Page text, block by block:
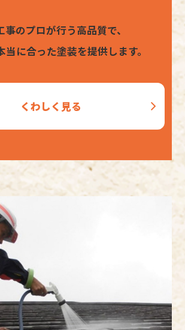
事のプロが行う高品質で、
当に合った塗装を提供します。
くわしく見る